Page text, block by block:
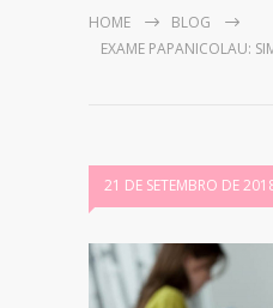
HOME
BLOG
EXAME PAPANICOLAU:
21 DE SETEMBRO DE